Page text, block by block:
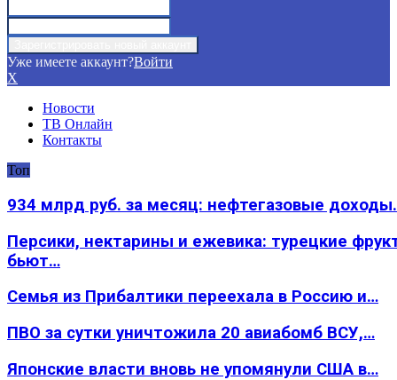
Уже имеете аккаунт?Войти
X
Новости
ТВ Онлайн
Контакты
Топ
934 млрд руб. за месяц: нефтегазовые
Персики, нектарины и ежевика: турецкие
бьют…
Семья из Прибалтики переехала в Россию и…
ПВО за сутки уничтожила 20 авиабомб ВСУ,…
Японские власти вновь не упомянули США в…